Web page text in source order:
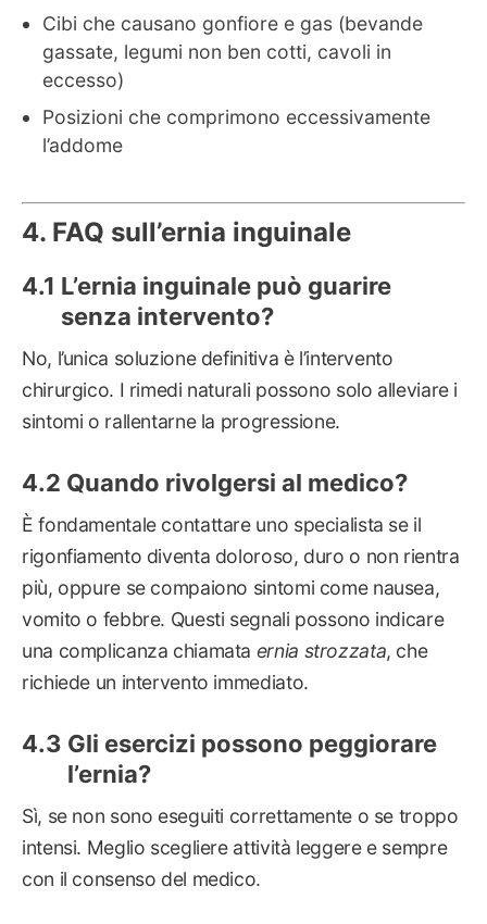
Cibi che causano gonfiore e gas (bevande
gassate, legumi non ben cotti, cavoli in
eccesso)
Posizioni che comprimono eccessivamente
l’addome
FAQ sull’ernia inguinale
L’ernia inguinale può guarire
senza intervento?
No, l’unica soluzione definitiva è l’intervento
chirurgico. I rimedi naturali possono solo alleviare i
sintomi o rallentarne la progressione.
Quando rivolgersi al medico?
È fondamentale contattare uno specialista se il
rigonfiamento diventa doloroso, duro o non rientra
più, oppure se compaiono sintomi come nausea,
vomito o febbre. Questi segnali possono indicare
una complicanza chiamata ernia strozzata, che
richiede un intervento immediato.
Gli esercizi possono peggiorare
l’ernia?
Sì, se non sono eseguiti correttamente o se troppo
intensi. Meglio scegliere attività leggere e sempre
con il consenso del medico.